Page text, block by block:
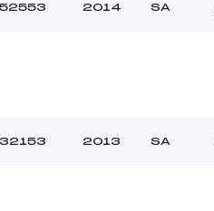
2014 SA
2013 SA